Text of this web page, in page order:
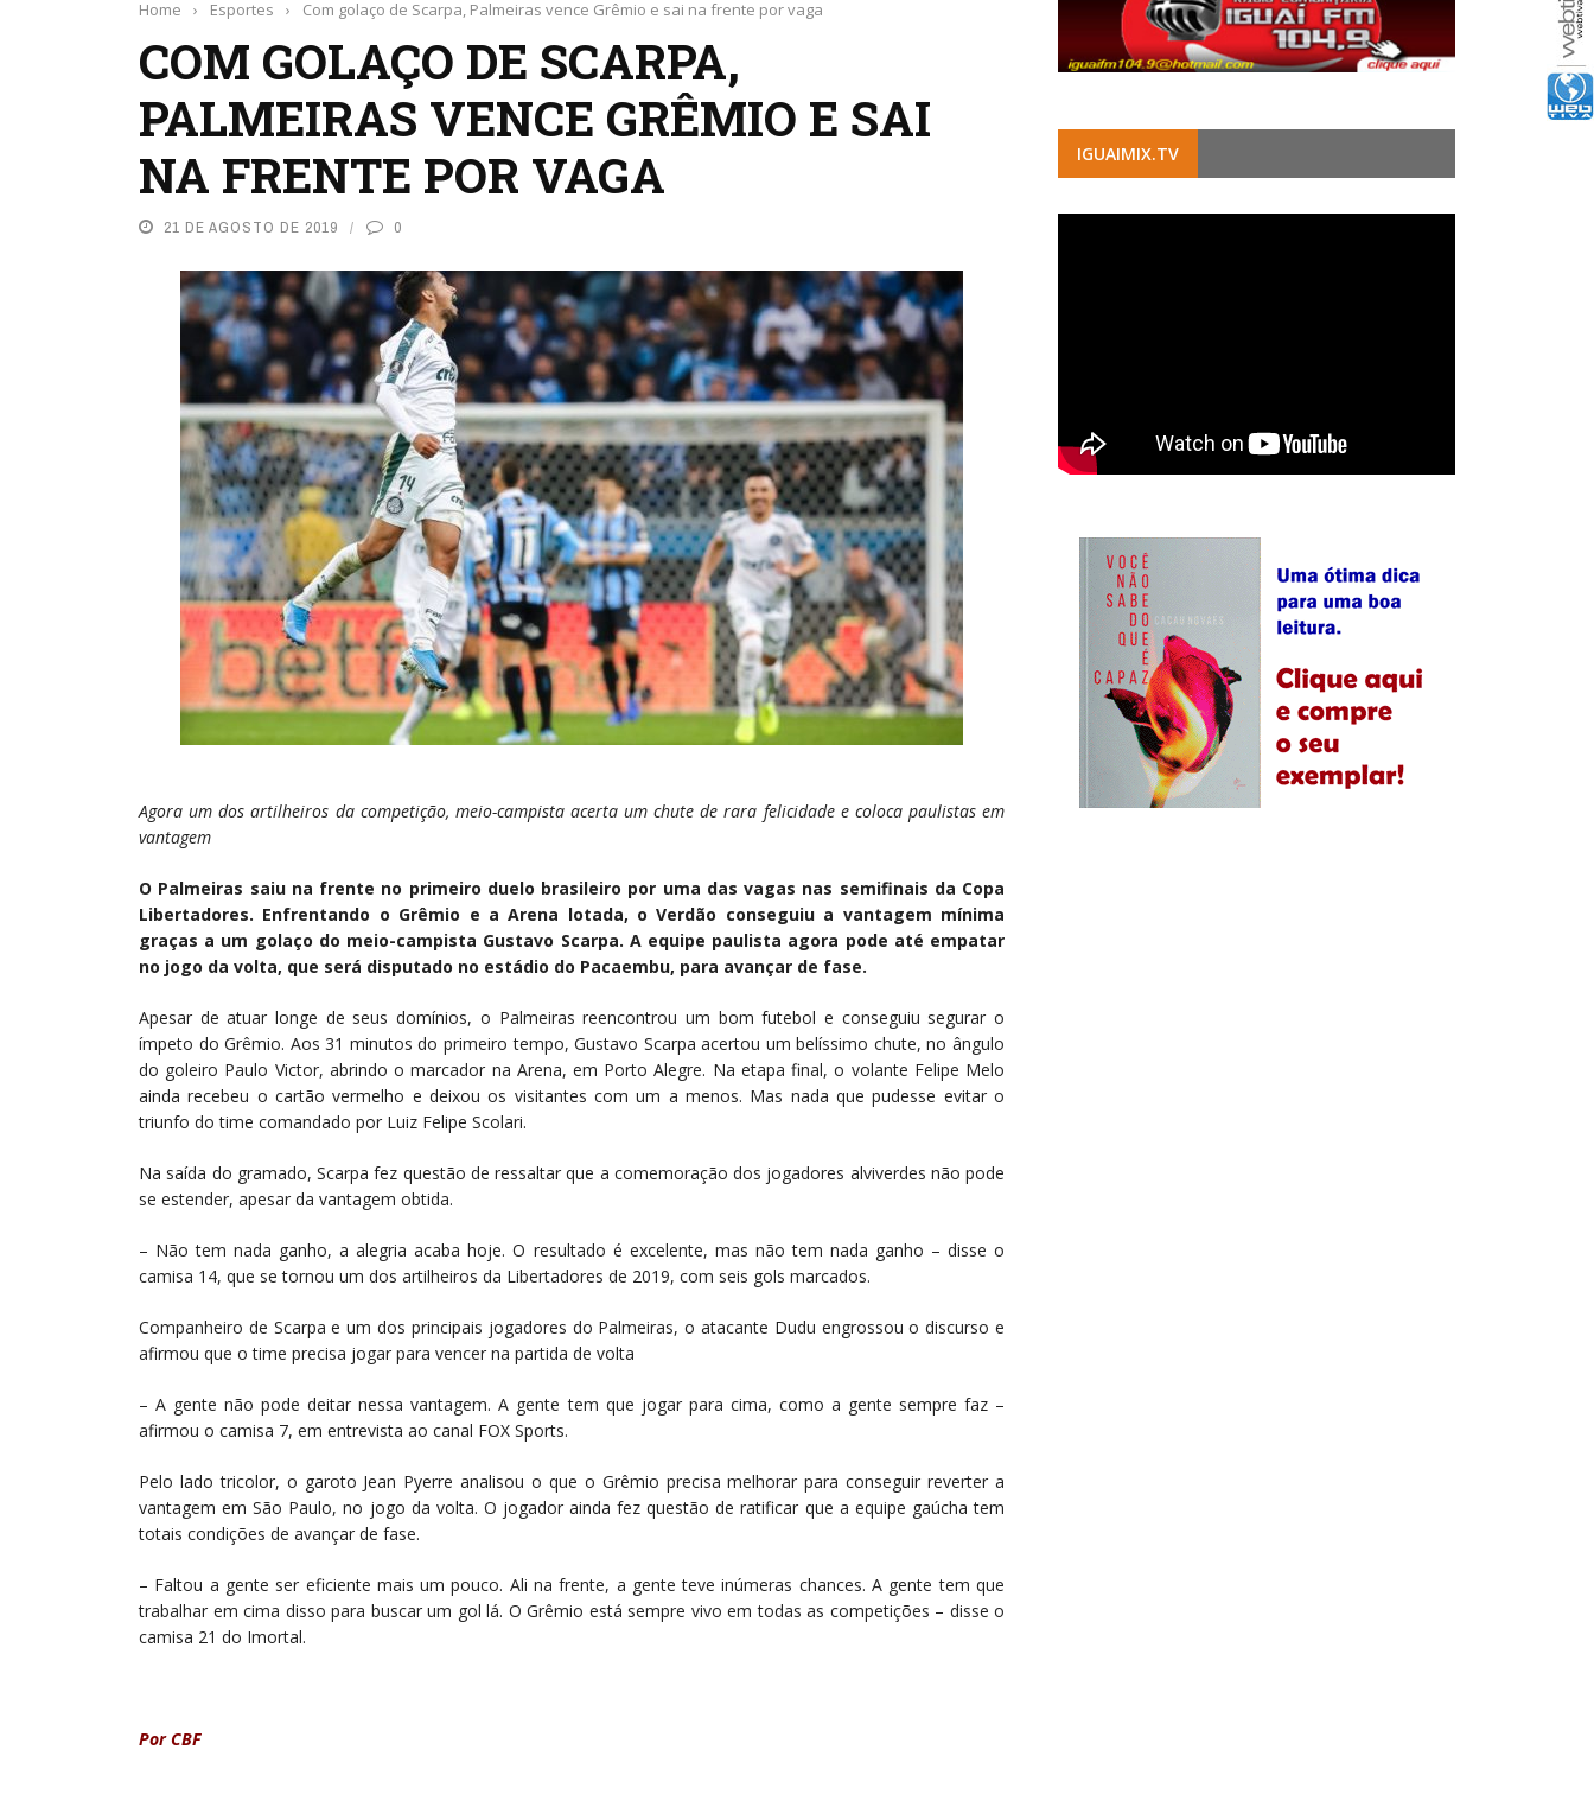
Home › Esportes › Com golaço de Scarpa, Palmeiras vence Grêmio e sai na frente por vaga
COM GOLAÇO DE SCARPA,
PALMEIRAS VENCE GRÊMIO E SAI
NA FRENTE POR VAGA
21 DE AGOSTO DE 2019 0
Agora um dos artilheiros da competição, meio-campista acerta um chute de rara felicidade e coloca paulistas em
vantagem
O Palmeiras saiu na frente no primeiro duelo brasileiro por uma das vagas nas semifinais da Copa
Libertadores. Enfrentando o Grêmio e a Arena lotada, o Verdão conseguiu a vantagem mínima
graças a um golaço do meio-campista Gustavo Scarpa. A equipe paulista agora pode até empatar
no jogo da volta, que será disputado no estádio do Pacaembu, para avançar de fase.
Apesar de atuar longe de seus domínios, o Palmeiras reencontrou um bom futebol e conseguiu segurar o
ímpeto do Grêmio. Aos 31 minutos do primeiro tempo, Gustavo Scarpa acertou um belíssimo chute, no ângulo
do goleiro Paulo Victor, abrindo o marcador na Arena, em Porto Alegre. Na etapa final, o volante Felipe Melo
ainda recebeu o cartão vermelho e deixou os visitantes com um a menos. Mas nada que pudesse evitar o
triunfo do time comandado por Luiz Felipe Scolari.
Na saída do gramado, Scarpa fez questão de ressaltar que a comemoração dos jogadores alviverdes não pode
se estender, apesar da vantagem obtida.
– Não tem nada ganho, a alegria acaba hoje. O resultado é excelente, mas não tem nada ganho – disse o
camisa 14, que se tornou um dos artilheiros da Libertadores de 2019, com seis gols marcados.
Companheiro de Scarpa e um dos principais jogadores do Palmeiras, o atacante Dudu engrossou o discurso e
afirmou que o time precisa jogar para vencer na partida de volta
– A gente não pode deitar nessa vantagem. A gente tem que jogar para cima, como a gente sempre faz –
afirmou o camisa 7, em entrevista ao canal FOX Sports.
Pelo lado tricolor, o garoto Jean Pyerre analisou o que o Grêmio precisa melhorar para conseguir reverter a
vantagem em São Paulo, no jogo da volta. O jogador ainda fez questão de ratificar que a equipe gaúcha tem
totais condições de avançar de fase.
– Faltou a gente ser eficiente mais um pouco. Ali na frente, a gente teve inúmeras chances. A gente tem que
trabalhar em cima disso para buscar um gol lá. O Grêmio está sempre vivo em todas as competições – disse o
camisa 21 do Imortal.
Por CBF
IGUAIMIX.TV